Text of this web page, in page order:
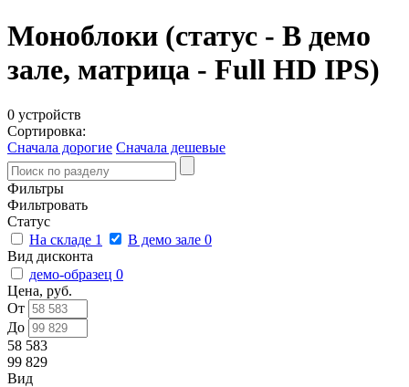
Моноблоки (статус - В демо
зале, матрица - Full HD IPS)
0 устройств
Сортировка:
Сначала дорогие Сначала дешевые
Фильтры
Фильтровать
Статус
На складе 1 В демо зале 0
Вид дисконта
демо-образец 0
Цена, руб.
От
До
58 583
99 829
Вид